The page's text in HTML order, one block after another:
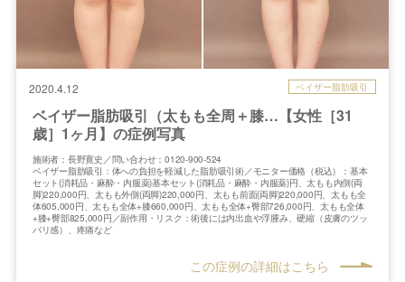
2020.4.12 ベイザー脂肪吸引
ベイザー脂肪吸引（太もも全周＋膝…【女性［31
歳］1ヶ月】の症例写真
施術者：長野寛史／問い合わせ：0120-900-524
ベイザー脂肪吸引：体への負担を軽減した脂肪吸引術／モニター価格（税込）：基本
セット(消耗品・麻酔・内服薬)基本セット(消耗品・麻酔・内服薬)円、太もも内側(両
脚)220,000円、太もも外側(両脚)220,000円、太もも前面(両脚)220,000円、太もも全
体605,000円、太もも全体+膝660,000円、太もも全体+臀部726,000円、太もも全体
+膝+臀部825,000円／副作用・リスク：術後には内出血や浮腫み、硬縮（皮膚のツッ
パリ感）、疼痛など
この症例の詳細はこちら